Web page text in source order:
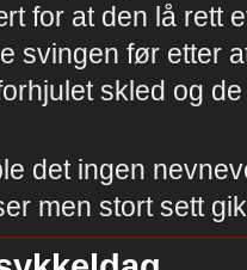
for at den lå rett
svingen før etter
skled og
det ingen
men stort sett